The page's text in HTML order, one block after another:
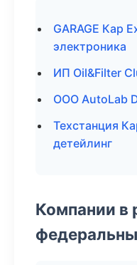
GARAGE Кар
электроника
ИП Oil&Filter
ООО AutoLab
Техстанция
детейлинг
Компании